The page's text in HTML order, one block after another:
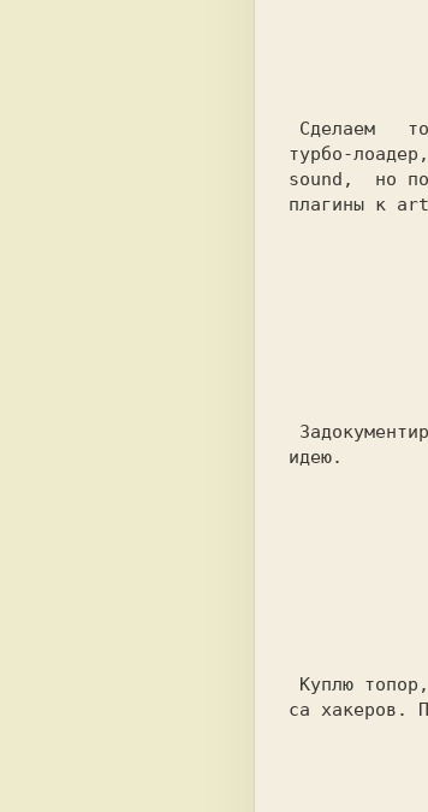
турбо-
sound,  но
са